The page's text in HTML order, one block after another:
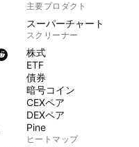
主要プロダクト
スーパーチャート
スクリーナー
株式
ETF
債券
暗号コイン
CEXペア
DEXペア
Pine
ヒートマップ